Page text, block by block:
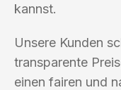
kannst.
Unsere Kunden
transparente
einen fairen und